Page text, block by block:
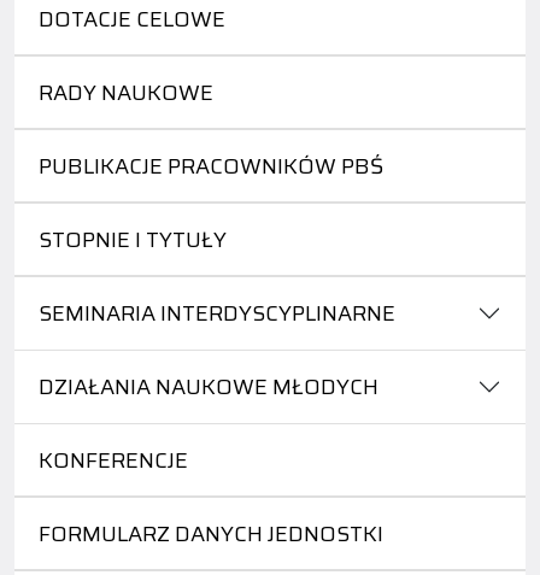
DOTACJE CELOWE
RADY NAUKOWE
PUBLIKACJE PRACOWNIKÓW PBŚ
STOPNIE I TYTUŁY
SEMINARIA INTERDYSCYPLINARNE
DZIAŁANIA NAUKOWE MŁODYCH
KONFERENCJE
FORMULARZ DANYCH JEDNOSTKI